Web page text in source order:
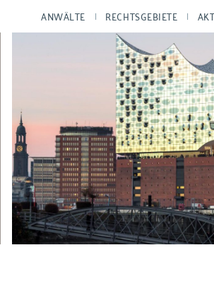
ANWÄLTE RECHTSGEBIETE